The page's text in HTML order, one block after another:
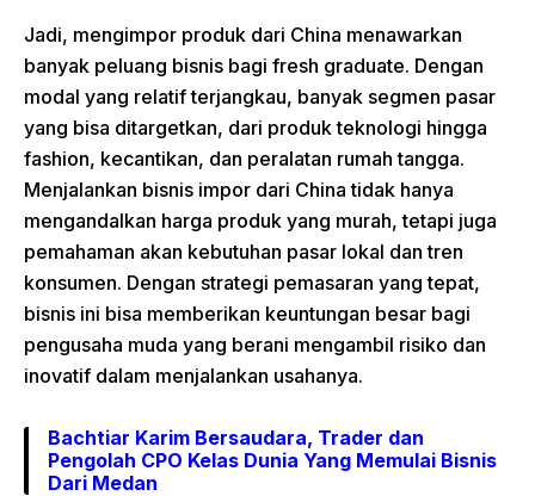
Jadi, mengimpor produk dari China menawarkan
banyak peluang bisnis bagi fresh graduate. Dengan
modal yang relatif terjangkau, banyak segmen pasar
yang bisa ditargetkan, dari produk teknologi hingga
fashion, kecantikan, dan peralatan rumah tangga.
Menjalankan bisnis impor dari China tidak hanya
mengandalkan harga produk yang murah, tetapi juga
pemahaman akan kebutuhan pasar lokal dan tren
konsumen. Dengan strategi pemasaran yang tepat,
bisnis ini bisa memberikan keuntungan besar bagi
pengusaha muda yang berani mengambil risiko dan
inovatif dalam menjalankan usahanya.
Bachtiar Karim Bersaudara, Trader dan
Pengolah CPO Kelas Dunia Yang Memulai Bisnis
Dari Medan